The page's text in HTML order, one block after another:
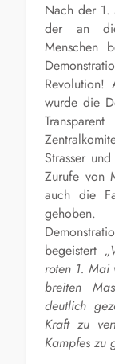
Nach der 1.
der an
Menschen
Revolution!
wurde die
Strasser
Zurufe von
auch die
begeistert
roten 1. Mai
breiten
deutlich
Kraft zu
Kampfes zu